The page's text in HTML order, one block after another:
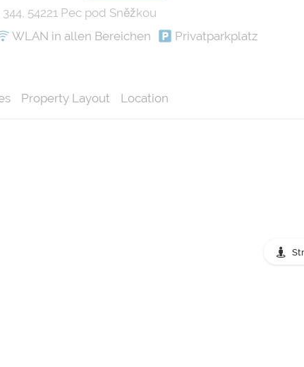
54221 Pec pod Sněžkou
WLAN in allen Bereichen Privatparkplatz
Property Layout Location